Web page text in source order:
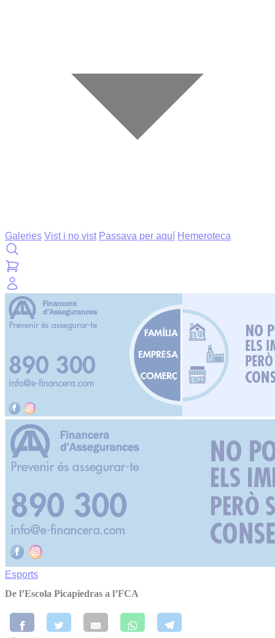
Galeries Vist i no vist Passava per aquí Hemeroteca
Esports
De l’Escola Picapiedras a l’FCA